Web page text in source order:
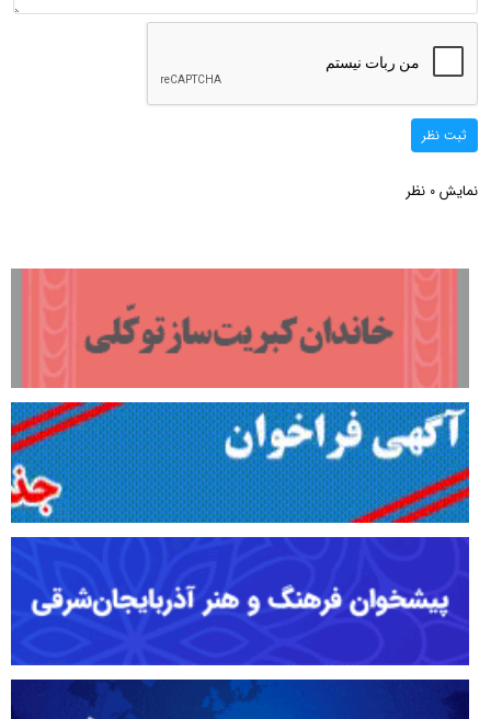
ثبت نظر
نمایش 0 نظر